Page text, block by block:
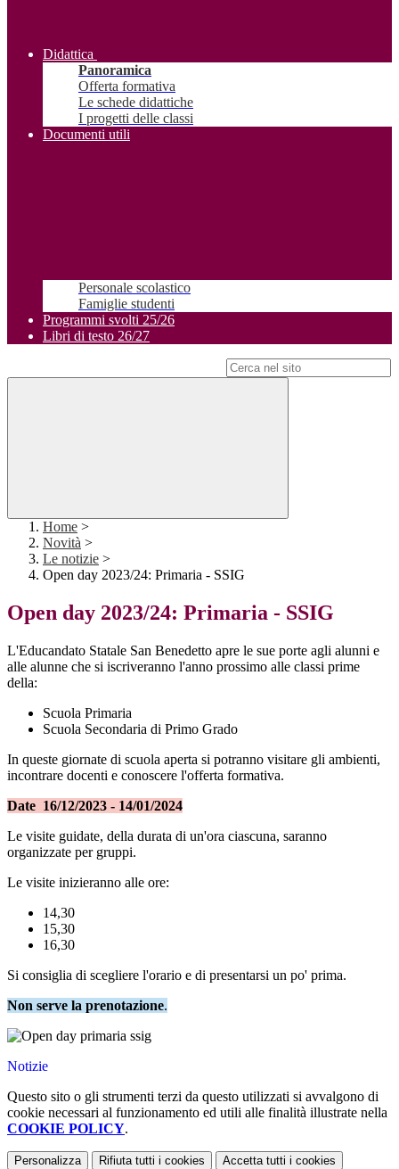
Didattica
Panoramica
Offerta formativa
Le schede didattiche
I progetti delle classi
Documenti utili
Personale scolastico
Famiglie studenti
Programmi svolti 25/26
Libri di testo 26/27
Home >
Novità >
Le notizie >
Open day 2023/24: Primaria - SSIG
Open day 2023/24: Primaria - SSIG
L'Educandato Statale San Benedetto apre le sue porte agli alunni e
alle alunne che si iscriveranno l'anno prossimo alle classi prime
della:
Scuola Primaria
Scuola Secondaria di Primo Grado
In queste giornate di scuola aperta si potranno visitare gli ambienti,
incontrare docenti e conoscere l'offerta formativa.
Date 16/12/2023 - 14/01/2024
Le visite guidate, della durata di un'ora ciascuna, saranno
organizzate per gruppi.
Le visite inizieranno alle ore:
14,30
15,30
16,30
Si consiglia di scegliere l'orario e di presentarsi un po' prima.
Non serve la prenotazione.
Notizie
Questo sito o gli strumenti terzi da questo utilizzati si avvalgono di
cookie necessari al funzionamento ed utili alle finalità illustrate nella
COOKIE POLICY.
Personalizza Rifiuta tutti i cookies Accetta tutti i cookies